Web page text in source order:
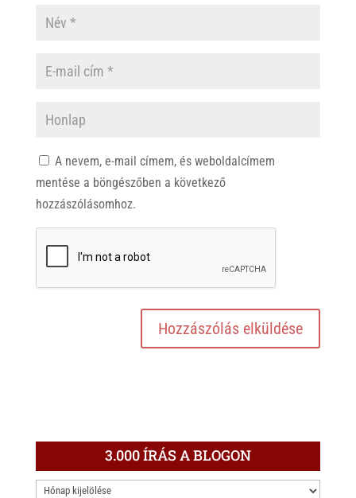
A nevem, e-mail címem, és weboldalcímem
mentése a böngészőben a következő
hozzászólásomhoz.
3.000 ÍRÁS A BLOGON
3.000